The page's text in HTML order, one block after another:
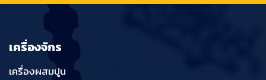
เครื่องจักร
เครื่องผสมปูน